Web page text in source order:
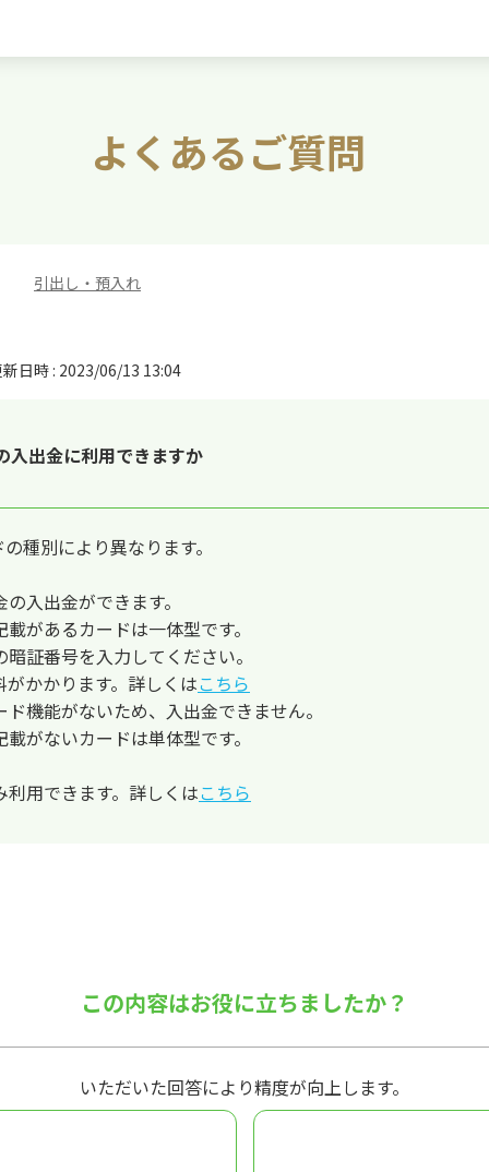
よくあるご質問
引出し・預入れ
日時 : 2023/06/13 13:04
入出金に利用できますか
種別により異なります。
入出金ができます。
があるカードは一体型です。
証番号を入力してください。
かかります。詳しくはこちら
機能がないため、入出金できません。
がないカードは単体型です。
用できます。詳しくはこちら
この内容はお役に立ちましたか？
いただいた回答により精度が向上します。